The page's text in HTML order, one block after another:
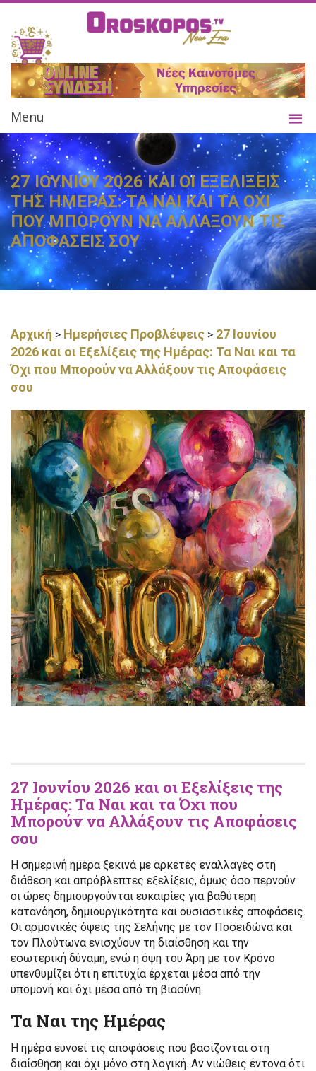
Menu
27 ΙΟΥΝΙΟΥ 2026 ΚΑΙ ΟΙ ΕΞΕΛΙΞΕΙΣ
ΤΗΣ ΗΜΕΡΑΣ: ΤΑ ΝΑΙ ΚΑΙ ΤΑ ΟΧΙ
ΠΟΥ ΜΠΟΡΟΥΝ ΝΑ ΑΛΛΑΞΟΥΝ ΤΙΣ
ΑΠΟΦΑΣΕΙΣ ΣΟΥ
Αρχική > Ημερήσιες Προβλέψεις > 27 Ιουνίου
2026 και οι Εξελίξεις της Ημέρας: Τα Ναι και τα
Όχι που Μπορούν να Αλλάξουν τις Αποφάσεις
σου
27 Ιουνίου 2026 και οι Εξελίξεις της
Ημέρας: Τα Ναι και τα Όχι που
Μπορούν να Αλλάξουν τις Αποφάσεις
σου
Η σημερινή ημέρα ξεκινά με αρκετές εναλλαγές στη
διάθεση και απρόβλεπτες εξελίξεις, όμως όσο περνούν
οι ώρες δημιουργούνται ευκαιρίες για βαθύτερη
κατανόηση, δημιουργικότητα και ουσιαστικές αποφάσεις.
Οι αρμονικές όψεις της Σελήνης με τον Ποσειδώνα και
τον Πλούτωνα ενισχύουν τη διαίσθηση και την
εσωτερική δύναμη, ενώ η όψη του Άρη με τον Κρόνο
υπενθυμίζει ότι η επιτυχία έρχεται μέσα από την
υπομονή και όχι μέσα από τη βιασύνη.
Τα Ναι της Ημέρας
Η ημέρα ευνοεί τις αποφάσεις που βασίζονται στη
διαίσθηση και όχι μόνο στη λογική. Αν νιώθεις έντονα ότι